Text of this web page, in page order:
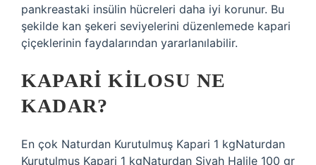
pankreastaki insülin hücreleri daha iyi korunur. Bu
şekilde kan şekeri seviyelerini düzenlemede kapari
çiçeklerinin faydalarından yararlanılabilir.
KAPARI KILOSU NE
KADAR?
En çok Naturdan Kurutulmuş Kapari 1 kgNaturdan
Kurutulmuş Kapari 1 kgNaturdan Siyah Halile 100 gr